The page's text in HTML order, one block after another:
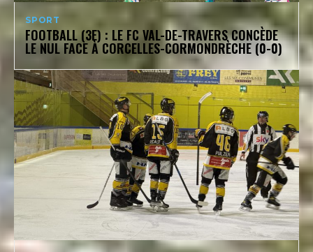
SPORT
FOOTBALL (3E) : LE FC VAL-DE-TRAVERS CONCÈDE
LE NUL FACE À CORCELLES-CORMONDRÈCHE (0-0)